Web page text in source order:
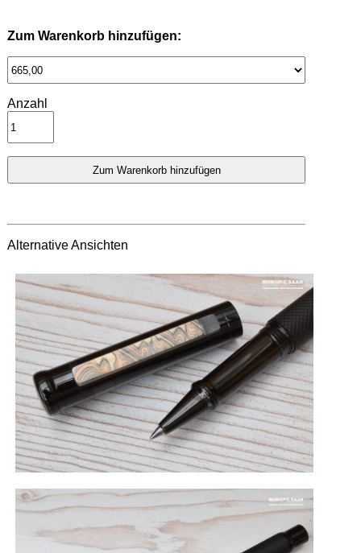
Zum Warenkorb hinzufügen:
Anzahl
Alternative Ansichten